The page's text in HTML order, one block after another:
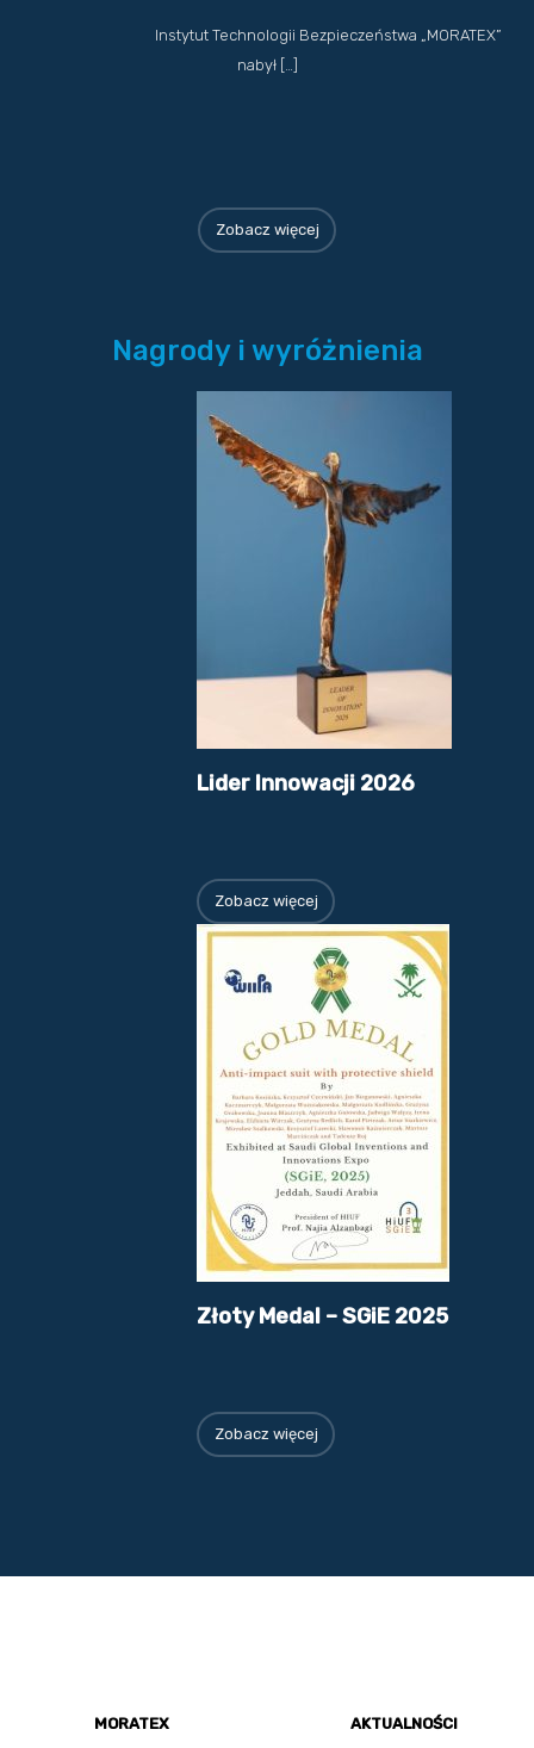
Instytut Technologii Bezpieczeństwa „MORATEX”
nabył […]
Zobacz więcej
Nagrody i wyróżnienia
Lider Innowacji 2026
Zobacz więcej
Złoty Medal – SGiE 2025
Zobacz więcej
MORATEX AKTUALNOŚCI